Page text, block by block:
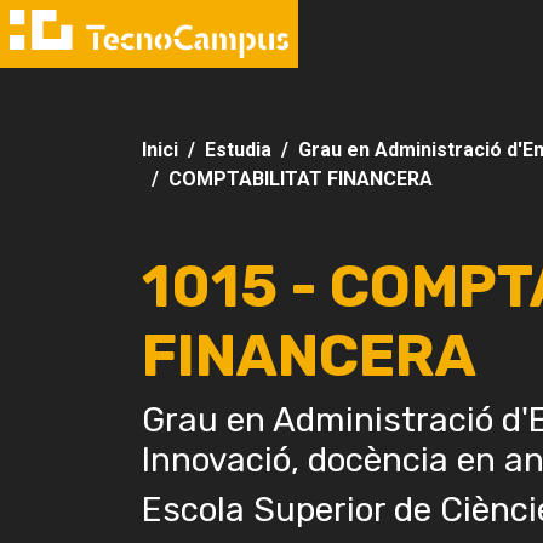
Inici Estudia
Grau en Administració
COMPTABILITAT FINANCERA
1015 -
FINANCERA
Grau en Administració
Innovació, docència en
Escola Superior de